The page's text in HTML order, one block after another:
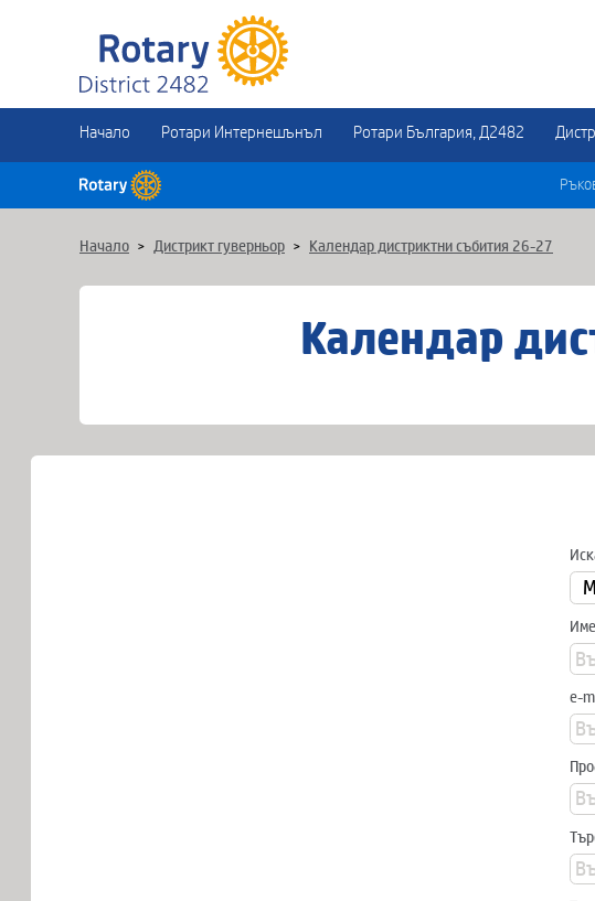
Начало Ротари Интернешънъл Ротари България, Д2482
Начало > Дистрикт гуверньор > Календар дистриктни събития 26-27
Календар
e-